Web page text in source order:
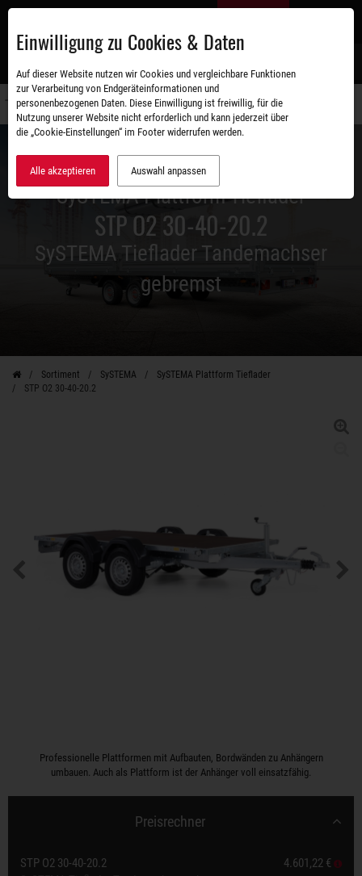
Zum
SySTEMA Plattform Tieflader
STP O2 30-40-20.2
SySTEMA Tieflader Tandemachser
gebremst
Sortiment SySTEMA
SySTEMA Plattform Tieflader
STP O2 30-40-20.2
Professionelle Plattformen mit Aufbauten, Bordwänden zu Anhängern
umbauen. Auch als Plattform ist der Anhänger voll einsatzfähig.
Preisrechner
STP O2 30-40-20.2
4.601,22 €
Einwilligung zu Cookies & Daten
Auf dieser Website nutzen wir Cookies und vergleichbare Funktionen
zur Verarbeitung von Endgeräteinformationen und
personenbezogenen Daten. Diese Einwilligung ist freiwillig, für die
Nutzung unserer Website nicht erforderlich und kann jederzeit über
die „Cookie-Einstellungen“ im Footer widerrufen werden.
Alle akzeptieren Auswahl anpassen